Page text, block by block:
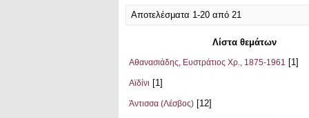
Αποτελέσματα 1-20 από 21
Λίστα θεμάτων
Αθανασιάδης, Ευστράτιος Χρ., 1875-1961 [1]
Αϊδίνι [1]
Άντισσα (Λέσβος) [12]